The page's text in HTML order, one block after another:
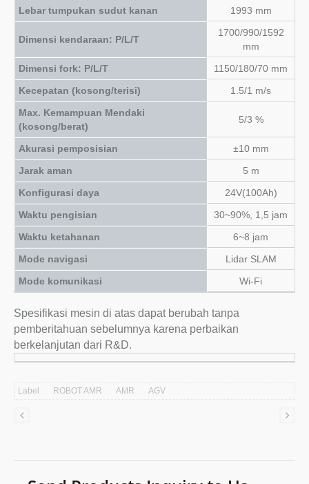
Lebar tumpukan sudut kanan
1993 mm
Dimensi kendaraan: P/L/T
1700/990/1592
mm
Dimensi fork: P/L/T
1150/180/70 mm
Kecepatan (kosong/terisi)
1.5/1 m/s
Max. Kemampuan Mendaki
(kosong/berat)
5/3 %
Akurasi pemposisian
±10 mm
Jarak aman
5 m
Konfigurasi daya
24V(100Ah)
Waktu pengisian
30~90%, 1,5 jam
Waktu ketahanan
6~8 jam
Mode navigasi
Lidar SLAM
Mode komunikasi
Wi-Fi
Spesifikasi mesin di atas dapat berubah tanpa
pemberitahuan sebelumnya karena perbaikan
berkelanjutan dari R&D.
Label ROBOT AMR AMR AGV